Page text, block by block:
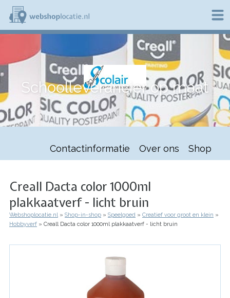
Overslaan
naar
de
s
p
o
c
l
Schoolleverancier op maat
Contactinformatie Over ons Shop
Creall Dacta color 1000ml
plakkaatverf - licht bruin
Kruimelpad
Webshoplocatie.nl Shop-in-shop Speelgoed
Creatief voor groot en klein
Hobbyverf
Creall Dacta color 1000ml plakkaatverf - licht bruin